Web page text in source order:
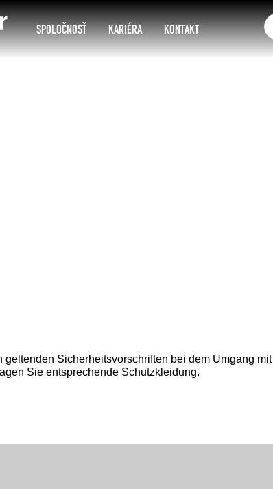
SPOLOČNOSŤ KARIÉRA KONTAKT
geltenden Sicherheitsvorschriften bei dem Umgang mit
Sie entsprechende Schutzkleidung.